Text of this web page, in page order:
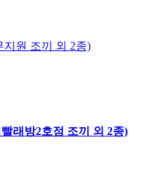
지원 조끼 외 2종)
래방2호점 조끼 외 2종)